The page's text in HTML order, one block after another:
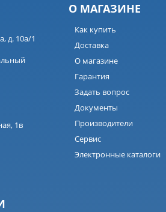
д. 10а/1
1в
О МАГАЗИНЕ
Как купить
Доставка
О магазине
Гарантия
Задать вопрос
Документы
Производители
Сервис
Электронные каталоги